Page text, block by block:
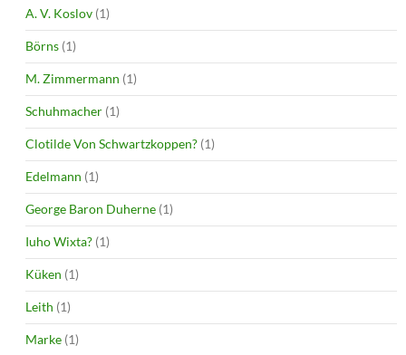
A. V. Koslov (1)
Börns (1)
M. Zimmermann (1)
Schuhmacher (1)
Clotilde Von Schwartzkoppen? (1)
Edelmann (1)
George Baron Duherne (1)
Iuho Wixta? (1)
Küken (1)
Leith (1)
Marke (1)